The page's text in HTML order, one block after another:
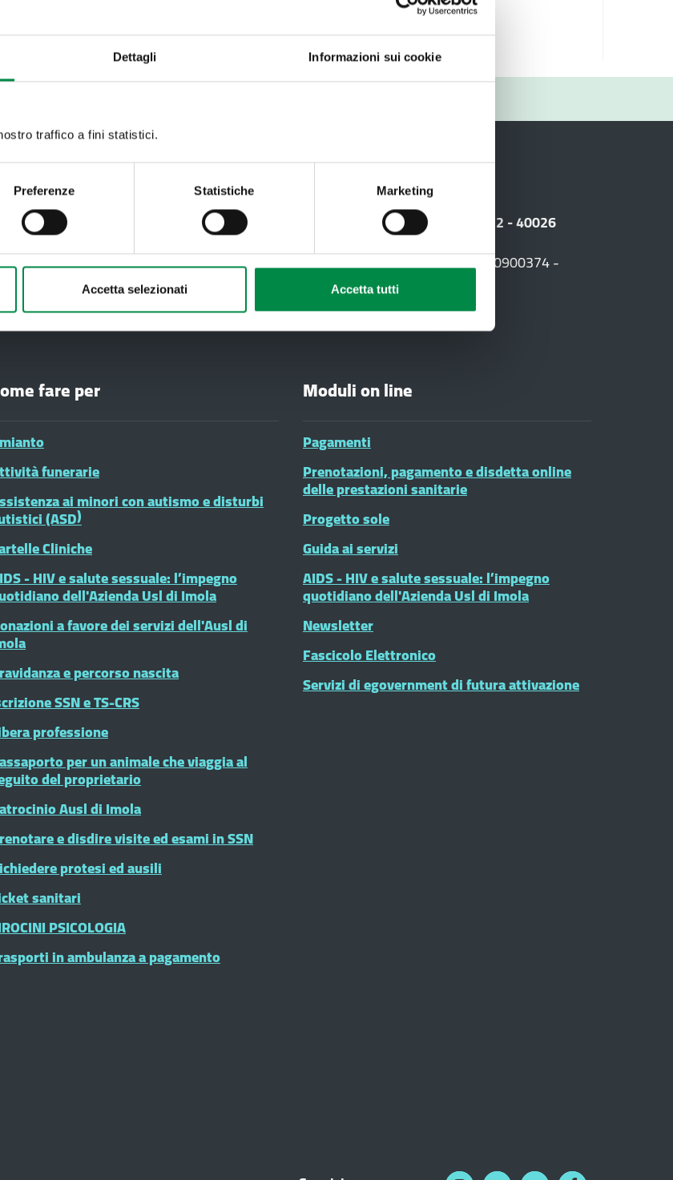
Dettagli Informazioni sui cookie
traffico a fini statistici.
Preferenze Statistiche Marketing
Accetta selezionati Accetta tutti
Recapiti e contatti
Azienda USL di Imola - Sede legale: Viale Amendola, 2 - 40026
T. +39 0542 604111 - F. +39 0542 604013 - CF 90000900374 -
Partita IVA 00705271203
fare per
funerarie
ai minori con autismo e disturbi
(ASD)
Cliniche
- HIV e salute sessuale: l’impegno
dell'Azienda Usl di Imola
a favore dei servizi dell'Ausl di
e percorso nascita
SSN e TS-CRS
professione
per un animale che viaggia al
del proprietario
Ausl di Imola
e disdire visite ed esami in SSN
protesi ed ausili
sanitari
PSICOLOGIA
in ambulanza a pagamento
Moduli on line
Pagamenti
Prenotazioni, pagamento e disdetta online
delle prestazioni sanitarie
Progetto sole
Guida ai servizi
AIDS - HIV e salute sessuale: l’impegno
quotidiano dell'Azienda Usl di Imola
Newsletter
Fascicolo Elettronico
Servizi di egovernment di futura attivazione